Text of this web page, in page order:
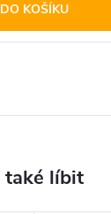
DO KOŠÍKU